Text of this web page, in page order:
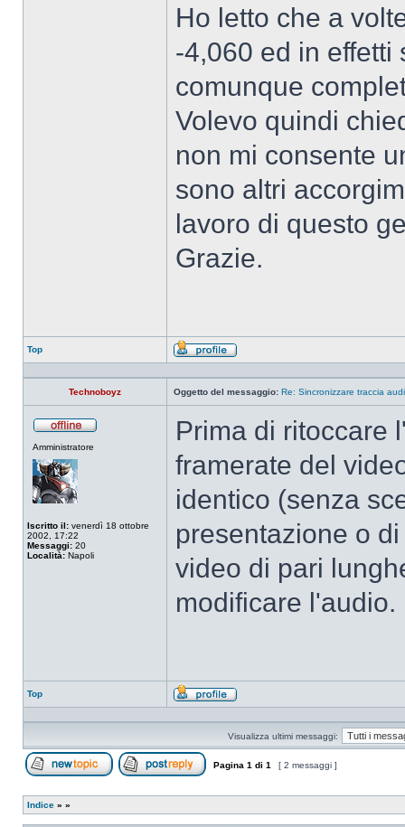
Ho letto che a
-4,060 ed in effetti
comunque
Volevo quindi
non mi consente
sono altri
lavoro di questo
Grazie.
Top
Profilo
Technoboyz Oggetto del messaggio: Re: Sincronizzare traccia
Amministratore
Iscritto il: venerdì 18 ottobre
2002, 17:22
Messaggi: 20
Località: Napoli
Prima di ritoccare
framerate del
identico (senza
presentazione o
video di pari
modificare l'audio.
Top
Profilo
Visualizza ultimi messaggi:
Pagina 1 di 1 [ 2 messaggi ]
Indice » »